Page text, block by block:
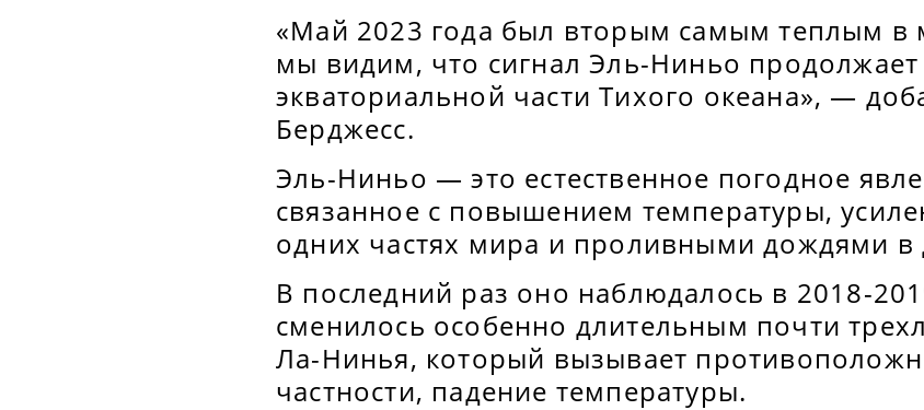
«Май 2023 года был вторым самым теплым в
мы видим, что сигнал Эль-Ниньо продолжает
экваториальной части Тихого океана», —
Берджесс.
Эль-Ниньо — это естественное погодное
связанное с повышением температуры,
одних частях мира и проливными дождями в
В последний раз оно наблюдалось в 2018-
сменилось особенно длительным почти
Ла-Нинья, который вызывает
частности, падение температуры.